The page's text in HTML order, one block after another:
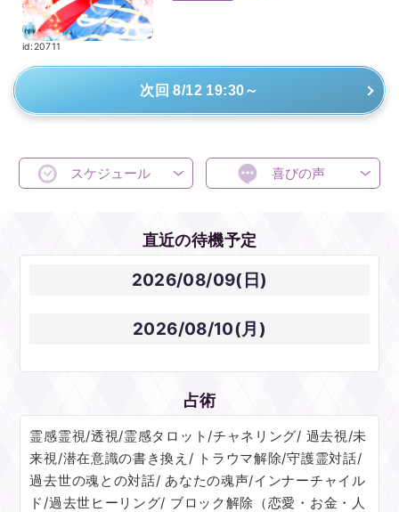
id:20711
次回 8/12 19:30～
スケジュール 喜びの声
直近の待機予定
2026/08/09(日)
2026/08/10(月)
占術
霊感霊視/透視/霊感タロット/チャネリング/ 過去視/未
来視/潜在意識の書き換え/ トラウマ解除/守護霊対話/
過去世の魂との対話/ あなたの魂声/インナーチャイル
ド/過去世ヒーリング/ ブロック解除（恋愛・お金・人